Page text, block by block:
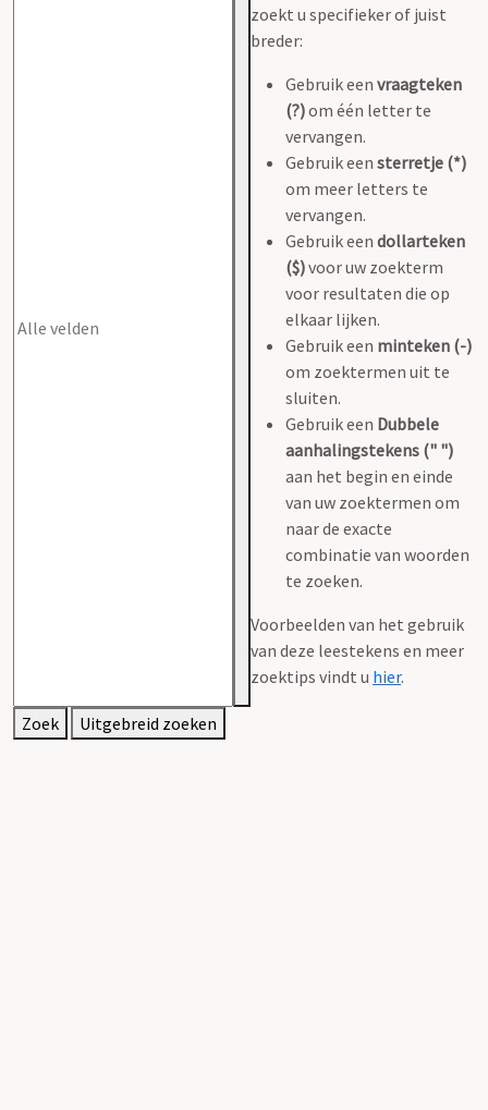
zoekt u specifieker of juist
breder:
Gebruik een vraagteken
(?)om één letter te
vervangen.
Gebruik een sterretje (*)
om meer letters te
vervangen.
Gebruik een dollarteken
($)voor uw zoekterm
voor resultaten die op
elkaar lijken.
Gebruik een minteken (-)
om zoektermen uit te
sluiten.
Gebruik een Dubbele
aanhalingstekens (" ")
aan het begin en einde
van uw zoektermen om
naar de exacte
combinatie van woorden
te zoeken.
Voorbeelden van het gebruik
van deze leestekens en meer
zoektips vindt u hier.
Zoek Uitgebreid zoeken